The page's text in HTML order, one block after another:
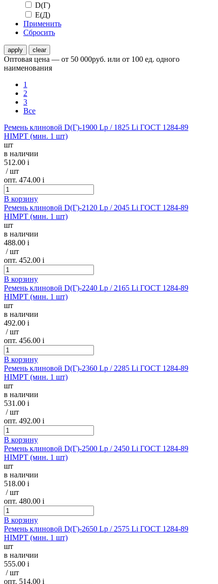
D(Г)
Е(Д)
Применить
Сбросить
Оптовая цена — от 50 000руб. или от 100 ед. одного
наименования
1
2
3
Все
Ремень клиновой D(Г)-1900 Lp / 1825 Li ГОСТ 1284-89
HIMPT (мин. 1 шт)
шт
в наличии
512.00 i
/ шт
опт. 474.00 i
В корзину
Ремень клиновой D(Г)-2120 Lp / 2045 Li ГОСТ 1284-89
HIMPT (мин. 1 шт)
шт
в наличии
488.00 i
/ шт
опт. 452.00 i
В корзину
Ремень клиновой D(Г)-2240 Lp / 2165 Li ГОСТ 1284-89
HIMPT (мин. 1 шт)
шт
в наличии
492.00 i
/ шт
опт. 456.00 i
В корзину
Ремень клиновой D(Г)-2360 Lp / 2285 Li ГОСТ 1284-89
HIMPT (мин. 1 шт)
шт
в наличии
531.00 i
/ шт
опт. 492.00 i
В корзину
Ремень клиновой D(Г)-2500 Lp / 2450 Li ГОСТ 1284-89
HIMPT (мин. 1 шт)
шт
в наличии
518.00 i
/ шт
опт. 480.00 i
В корзину
Ремень клиновой D(Г)-2650 Lp / 2575 Li ГОСТ 1284-89
HIMPT (мин. 1 шт)
шт
в наличии
555.00 i
/ шт
опт. 514.00 i